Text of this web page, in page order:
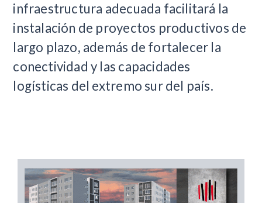
infraestructura adecuada facilitará la
instalación de proyectos productivos de
largo plazo, además de fortalecer la
conectividad y las capacidades
logísticas del extremo sur del país.